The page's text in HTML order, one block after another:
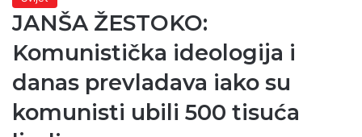
JANŠA ŽESTOKO:
Komunistička ideologija i
danas prevladava iako su
komunisti ubili 500 tisuća